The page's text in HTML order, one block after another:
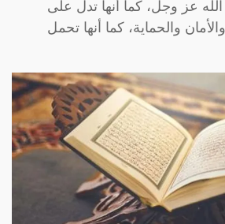
عز وجل، كما أنها تدل على
والحماية، كما أنها تحمل